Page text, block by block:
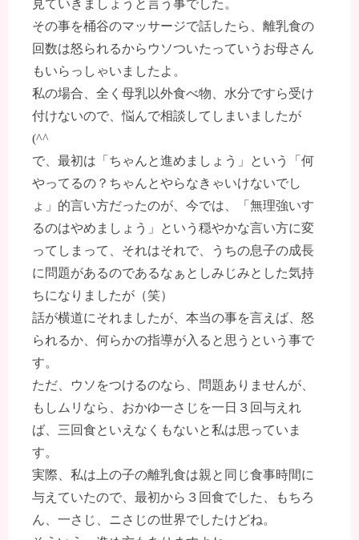
見ていきましょうと言う事でした。
その事を桶谷のマッサージで話したら、離乳食の
回数は怒られるからウソついたっていうお母さん
もいらっしゃいましたよ。
私の場合、全く母乳以外食べ物、水分ですら受け
付けないので、悩んで相談してしまいましたが
(^^ゞ
で、最初は「ちゃんと進めましょう」という「何
やってるの？ちゃんとやらなきゃいけないでし
ょ」的言い方だったのが、今では、「無理強いす
るのはやめましょう」という穏やかな言い方に変
ってしまって、それはそれで、うちの息子の成長
に問題があるのであるなぁとしみじみとした気持
ちになりましたが（笑）
話が横道にそれましたが、本当の事を言えば、怒
られるか、何らかの指導が入ると思うという事で
す。
ただ、ウソをつけるのなら、問題ありませんが、
もしムリなら、おかゆ一さじを一日３回与えれ
ば、三回食といえなくもないと私は思っていま
す。
実際、私は上の子の離乳食は親と同じ食事時間に
与えていたので、最初から３回食でした、もちろ
ん、一さじ、ニさじの世界でしたけどね。